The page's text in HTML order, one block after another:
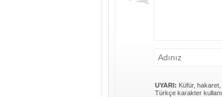
UYARI: Küfür, hakaret,
Türkçe karakter